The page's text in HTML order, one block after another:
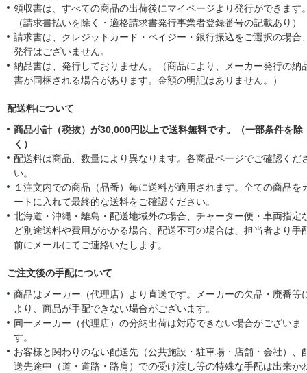
領収書は、すべての商品の出荷後にマイページより発行ができます
（請求書払いを除く・適格請求書発行事業者登録番号の記載あり）
請求書は、クレジットカード・ペイジー・銀行振込をご選択の場合
発行はございません。
納品書は、発行しておりません。（商品により、メーカー発行の納
書が同梱される場合があります。金額の明記はありません。）
配送料について
商品小計（税抜）が30,000円以上で送料無料です。（一部条件を除
く）
配送料は商品、数量により異なります。各商品ページでご確認くだ
い。
１注文内での商品（品番）毎に送料が適用されます。全ての商品を
ートに入れて最終的な送料をご確認ください。
北海道・沖縄・離島・配送地域外の場合、チャーター便・車両指定
ど別途送料や費用がかかる場合、配送不可の場合は、担当者より手
前にメールにてご連絡いたします。
ご注文後の手配について
商品はメーカー（代理店）より直送です。メーカーの欠品・廃番等
より、商品が手配できない場合がございます。
同一メーカー（代理店）の分納出荷は対応できない場合がございま
す。
お客様と関わりのない配送先（公共施設・駐車場・店舗・会社）、
送先途中（道・道路・路肩）での受け渡し等の特殊な手配は出来か